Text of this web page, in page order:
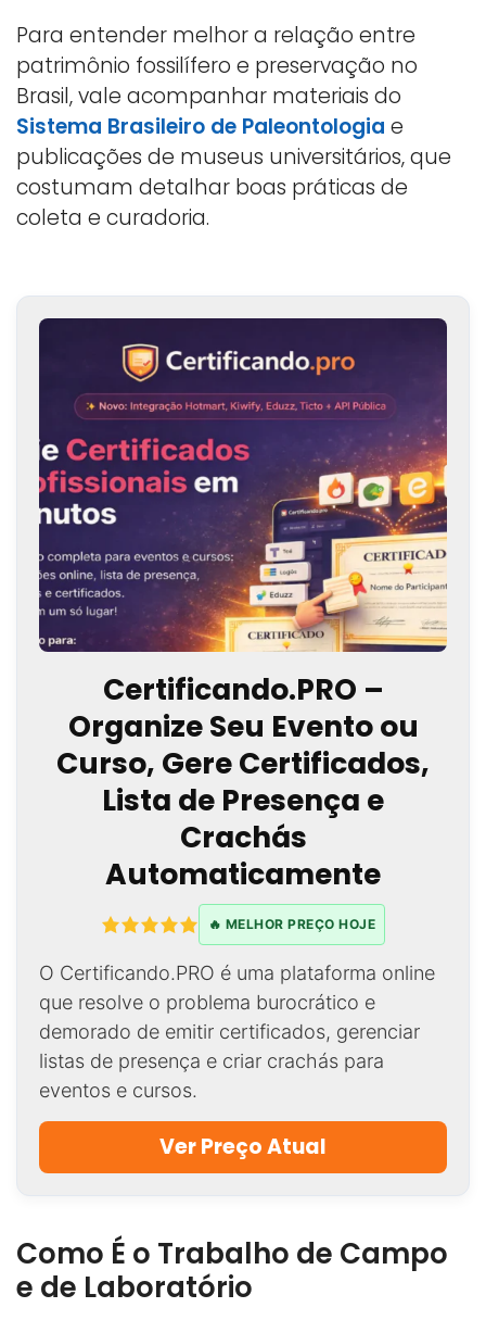
Para entender melhor a relação entre
patrimônio fossilífero e preservação no
Brasil, vale acompanhar materiais do
Sistema Brasileiro de Paleontologia e
publicações de museus universitários, que
costumam detalhar boas práticas de
coleta e curadoria.
Certificando.PRO –
Organize Seu Evento ou
Curso, Gere Certificados,
Lista de Presença e
Crachás
Automaticamente
🔥 MELHOR PREÇO HOJE
O Certificando.PRO é uma plataforma online
que resolve o problema burocrático e
demorado de emitir certificados, gerenciar
listas de presença e criar crachás para
eventos e cursos.
Ver Preço Atual
Como É o Trabalho de Campo
e de Laboratório